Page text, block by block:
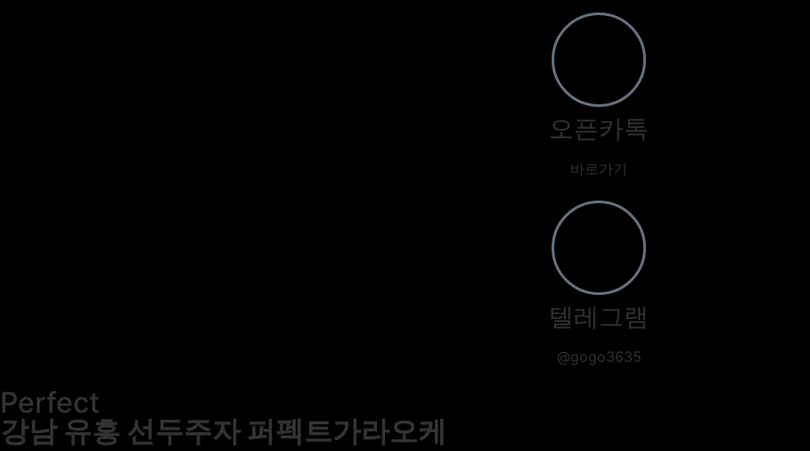
오픈카톡
바로가기
텔레그램
@gogo3635
Perfect
강남 유흥 선두주자 퍼펙트가라오케